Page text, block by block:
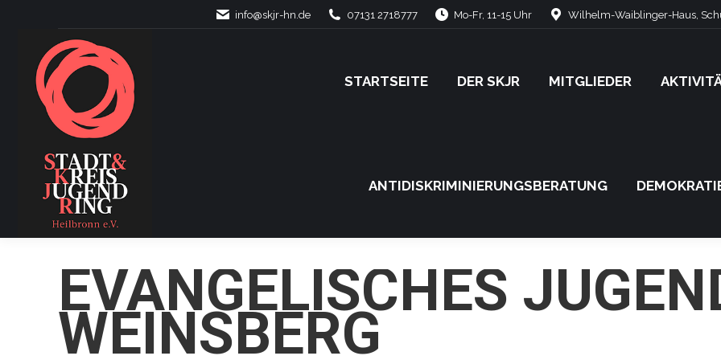
info@skjr-hn.de 07131 2718777 Mo-Fr, 11-15 Uhr Wilhelm-Waiblinger-Haus,
STARTSEITE DER SKJR MITGLIEDER
ANTIDISKRIMINIERUNGSBERATUNG
EVANGELISCHES
WEINSBERG